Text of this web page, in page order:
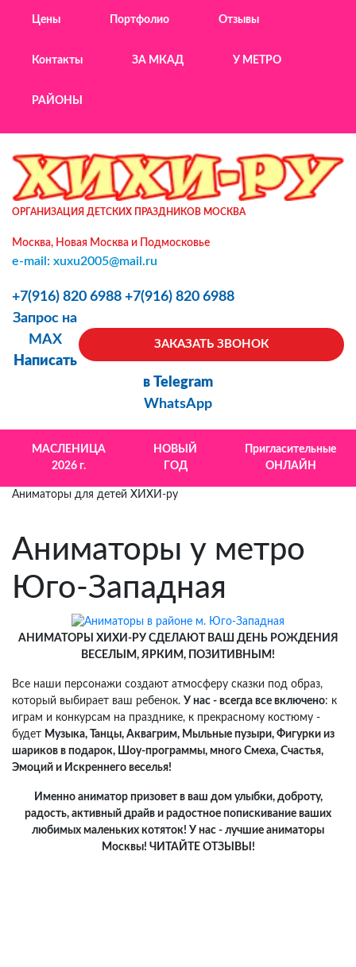
Цены Портфолио Отзывы
Контакты ЗА МКАД У МЕТРО
РАЙОНЫ
ОРГАНИЗАЦИЯ ДЕТСКИХ ПРАЗДНИКОВ МОСКВА
Москва, Новая Москва и Подмосковье
e-mail: xuxu2005@mail.ru
+7(916) 820 6988 +7(916) 820 6988
ЗАКАЗАТЬ ЗВОНОК
Запрос на
MAX
Написать
в Telegram
WhatsApp
МАСЛЕНИЦА
2026 г.
НОВЫЙ
ГОД
Пригласительные
ОНЛАЙН
Аниматоры для детей ХИХИ-ру
Аниматоры у метро
Юго-Западная
АНИМАТОРЫ ХИХИ-РУ СДЕЛАЮТ ВАШ ДЕНЬ РОЖДЕНИЯ
ВЕСЕЛЫМ, ЯРКИМ, ПОЗИТИВНЫМ!
Все наши персонажи создают атмосферу сказки под образ,
который выбирает ваш ребенок. У нас - всегда все включено: к
играм и конкурсам на празднике, к прекрасному костюму -
будет Музыка, Танцы, Аквагрим, Мыльные пузыри, Фигурки из
шариков в подарок, Шоу-программы, много Смеха, Счастья,
Эмоций и Искреннего веселья!
Именно аниматор призовет в ваш дом улыбки, доброту,
радость, активный драйв и радостное попискивание ваших
любимых маленьких котяток! У нас - лучшие аниматоры
Москвы! ЧИТАЙТЕ ОТЗЫВЫ!